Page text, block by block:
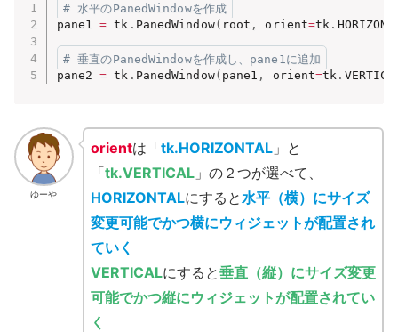
# 水平のPanedWindowを作成
pane1 = tk . PanedWindow( root , orient=tk .
# 垂直のPanedWindowを作成し、pane1に追加
pane2 = tk . PanedWindow( pane1 , orient=tk .
ゆーや
orientは「tk.HORIZONTAL」と
「tk.VERTICAL」の２つが選べて、
HORIZONTALにすると 水平（横）にサイズ
変更可能でかつ横にウィジェットが配置され
ていく
VERTICALにすると垂直（縦）にサイズ変更
可能でかつ縦にウィジェットが配置されてい
く